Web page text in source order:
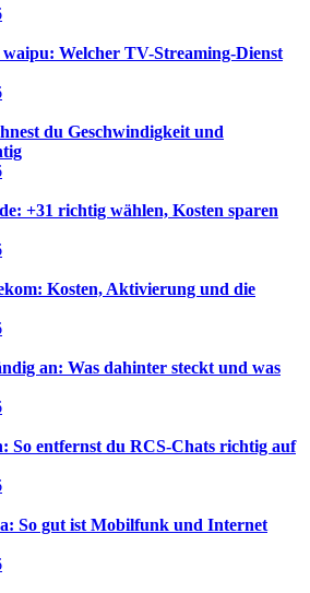
Welcher TV-Streaming-Dienst
du Geschwindigkeit und
+31 richtig wählen, Kosten sparen
Kosten, Aktivierung und die
an: Was dahinter steckt und was
So entfernst du RCS-Chats richtig auf
So gut ist Mobilfunk und Internet